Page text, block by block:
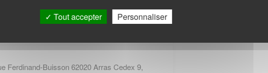
Ferdinand-Buisson 62020 Arras Cedex 9,
Tout accepter Personnaliser